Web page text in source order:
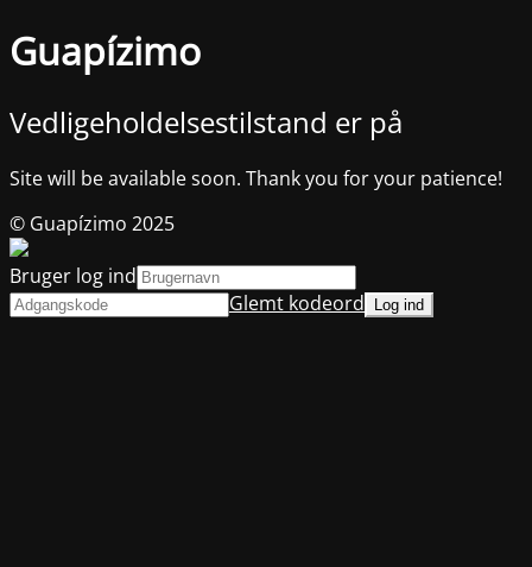
Guapízimo
Vedligeholdelsestilstand er på
Site will be available soon. Thank you for your patience!
© Guapízimo 2025
Bruger log ind
Glemt kodeord